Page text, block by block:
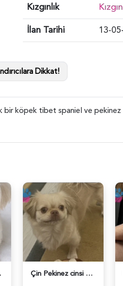
Kızgınlık
Kızgın
İlan Tarihi
13-
Dikkat!
bir köpek tibet spaniel ve
Çin Pekinez cinsi köpeğime erkek eş ariyorum - 118984163